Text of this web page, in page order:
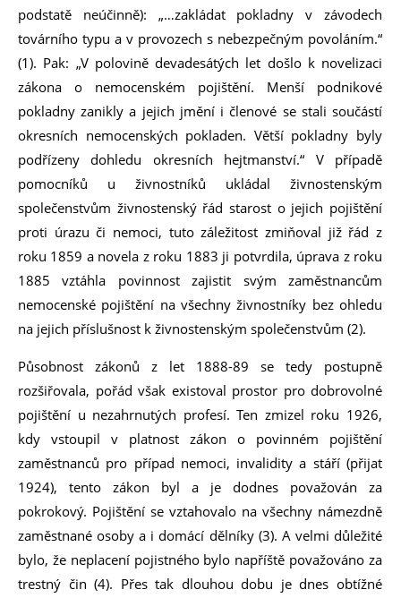
podstatě neúčinně): „…zakládat pokladny v závodech
továrního typu a v provozech s nebezpečným povoláním.“
(1). Pak: „V polovině devadesátých let došlo k novelizaci
zákona o nemocenském pojištění. Menší podnikové
pokladny zanikly a jejich jmění i členové se stali součástí
okresních nemocenských pokladen. Větší pokladny byly
podřízeny dohledu okresních hejtmanství.“ V případě
pomocníků u živnostníků ukládal živnostenským
společenstvům živnostenský řád starost o jejich pojištění
proti úrazu či nemoci, tuto záležitost zmiňoval již řád z
roku 1859 a novela z roku 1883 ji potvrdila, úprava z roku
1885 vztáhla povinnost zajistit svým zaměstnancům
nemocenské pojištění na všechny živnostníky bez ohledu
na jejich příslušnost k živnostenským společenstvům (2).
Působnost zákonů z let 1888-89 se tedy postupně
rozšiřovala, pořád však existoval prostor pro dobrovolné
pojištění u nezahrnutých profesí. Ten zmizel roku 1926,
kdy vstoupil v platnost zákon o povinném pojištění
zaměstnanců pro případ nemoci, invalidity a stáří (přijat
1924), tento zákon byl a je dodnes považován za
pokrokový. Pojištění se vztahovalo na všechny námezdně
zaměstnané osoby a i domácí dělníky (3). A velmi důležité
bylo, že neplacení pojistného bylo napříště považováno za
trestný čin (4). Přes tak dlouhou dobu je dnes obtížné